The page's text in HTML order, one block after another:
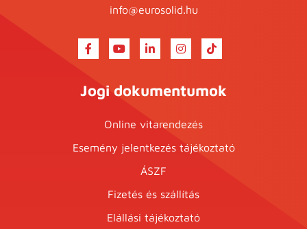
info@eurosolid.hu
Jogi dokumentumok
Online vitarendezés
Esemény jelentkezés tájékoztató
ÁSZF
Fizetés és szállítás
Elállási tájékoztató